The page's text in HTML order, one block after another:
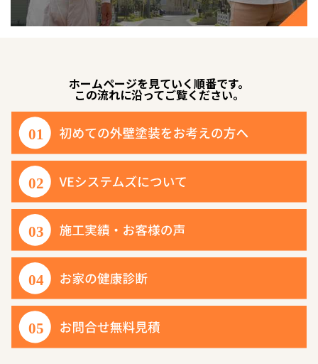
ホームページを見ていく順番です。
この流れに沿ってご覧ください。